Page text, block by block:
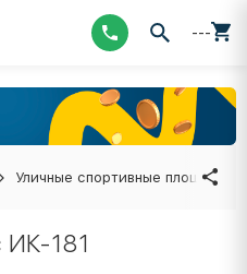
---
Уличные спортивные площадки
ИК-181